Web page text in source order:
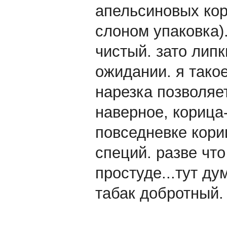
апельсиновых
слоном
чистый. зато
ожидании. я
нарезка
наверное,
повседневке
специй. разве
простуде...тут
табак добротный.